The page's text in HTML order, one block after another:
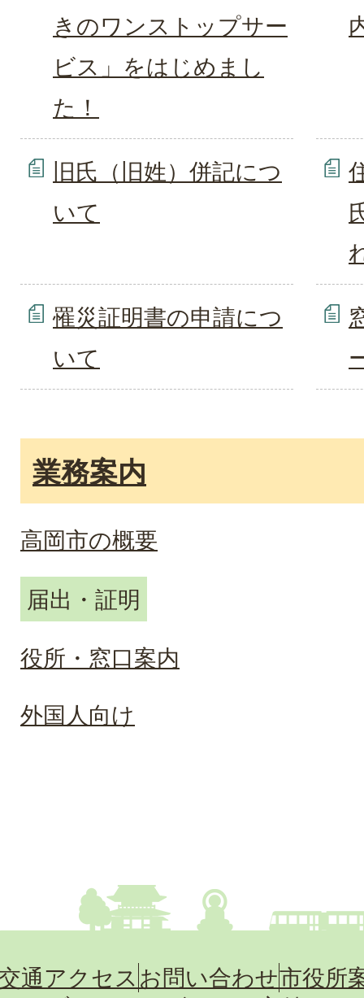
きのワンストップサー
ビス」をはじめまし
た！
旧氏（旧姓）併記につ
いて
罹災証明書の申請につ
いて
業務案内
高岡市の概要
届出・証明
役所・窓口案内
外国人向け
通アクセス お問い合わせ市役所